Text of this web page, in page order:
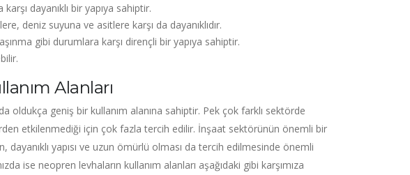
dayanıklı bir yapıya sahiptir.
deniz suyuna ve asitlere karşı da dayanıklıdır.
gibi durumlara karşı dirençli bir yapıya sahiptir.
Alanları
oldukça geniş bir kullanım alanına sahiptir. Pek çok farklı sektörde
etkilenmediği için çok fazla tercih edilir. İnşaat sektörünün önemli bir
dayanıklı yapısı ve uzun ömürlü olması da tercih edilmesinde önemli
ise neopren levhaların kullanım alanları aşağıdaki gibi karşımıza